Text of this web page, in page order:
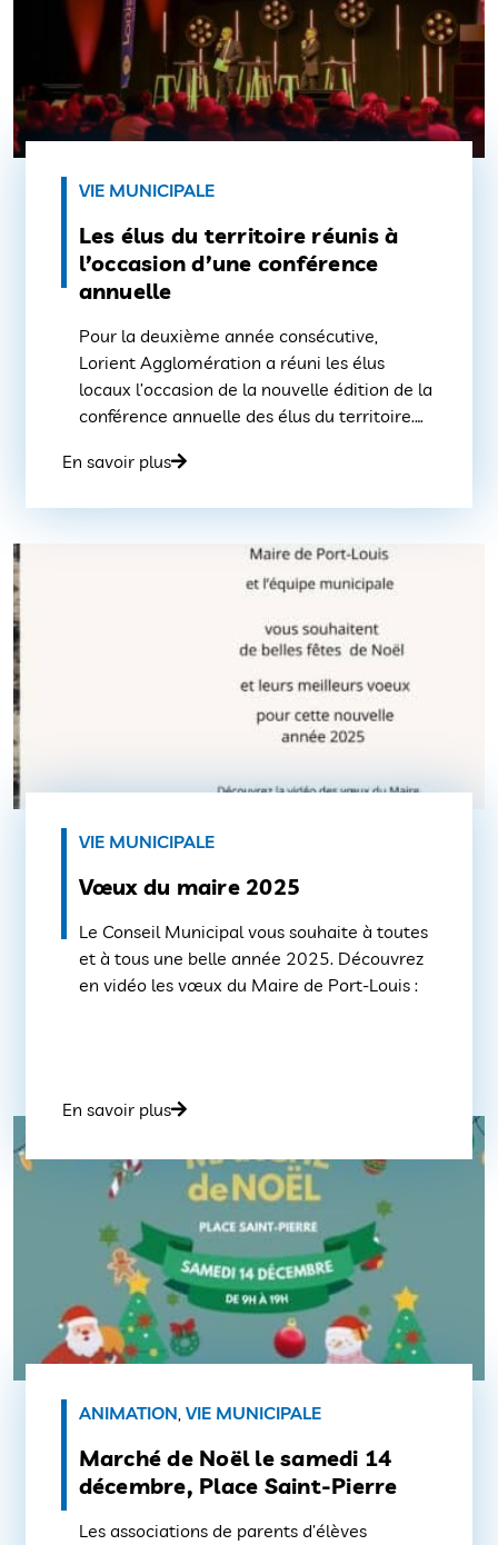
VIE MUNICIPALE
Les élus du territoire réunis à
l’occasion d’une conférence
annuelle
Pour la deuxième année consécutive,
Lorient Agglomération a réuni les élus
locaux l’occasion de la nouvelle édition de la
conférence annuelle des élus du territoire.
connaissance de l’action intercommunale et
territoire de Lorient Agglomération ( […]
En savoir plus
VIE MUNICIPALE
Vœux du maire 2025
Le Conseil Municipal vous souhaite à toutes
et à tous une belle année 2025. Découvrez
en vidéo les vœux du Maire de Port-Louis :
En savoir plus
ANIMATION, VIE MUNICIPALE
Marché de Noël le samedi 14
décembre, Place Saint-Pierre
Les associations de parents d’élèves